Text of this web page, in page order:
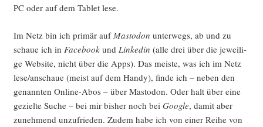
PC oder auf dem Tablet lese.
Im Netz bin ich pri­mär auf Mast­o­don unter­wegs, ab und zu
schaue ich in Face­book und Lin­ke­din (alle drei über die jewei­li­
ge Web­site, nicht über die Apps). Das meis­te, was ich im Netz
lese/anschaue (meist auf dem Han­dy), fin­de ich – neben den
genann­ten Online-Abos – über Mast­o­don. Oder halt über eine
geziel­te Suche – bei mir bis­her noch bei Goog­le, damit aber
zuneh­mend unzu­frie­den. Zudem habe ich von einer Rei­he von